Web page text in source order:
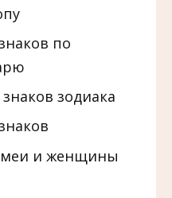
по
зодиака
и женщины